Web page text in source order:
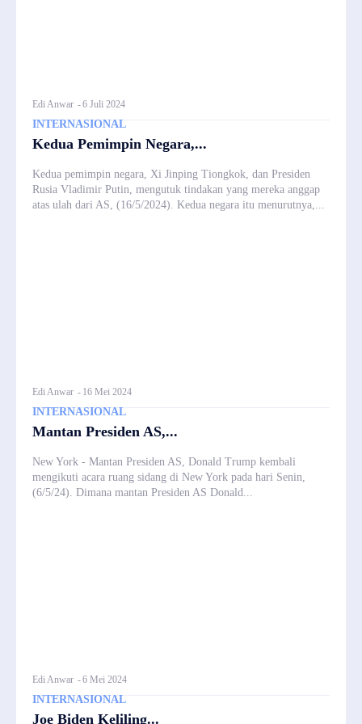
Edi Anwar -6 Juli 2024
INTERNASIONAL
Kedua Pemimpin Negara,...
Kedua pemimpin negara, Xi Jinping Tiongkok, dan Presiden
Rusia Vladimir Putin, mengutuk tindakan yang mereka anggap
atas ulah dari AS, (16/5/2024). Kedua negara itu menurutnya,...
Edi Anwar - 16 Mei 2024
INTERNASIONAL
Mantan Presiden AS,...
New York - Mantan Presiden AS, Donald Trump kembali
mengikuti acara ruang sidang di New York pada hari Senin,
(6/5/24). Dimana mantan Presiden AS Donald...
Edi Anwar -6 Mei 2024
INTERNASIONAL
Joe Biden Keliling...